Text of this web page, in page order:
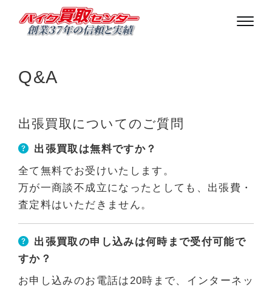
Q&A
出張買取についてのご質問
出張買取は無料ですか？
全て無料でお受けいたします。
万が一商談不成立になったとしても、出張費・
査定料はいただきません。
出張買取の申し込みは何時まで受付可能で
すか？
お申し込みのお電話は20時まで、インターネッ